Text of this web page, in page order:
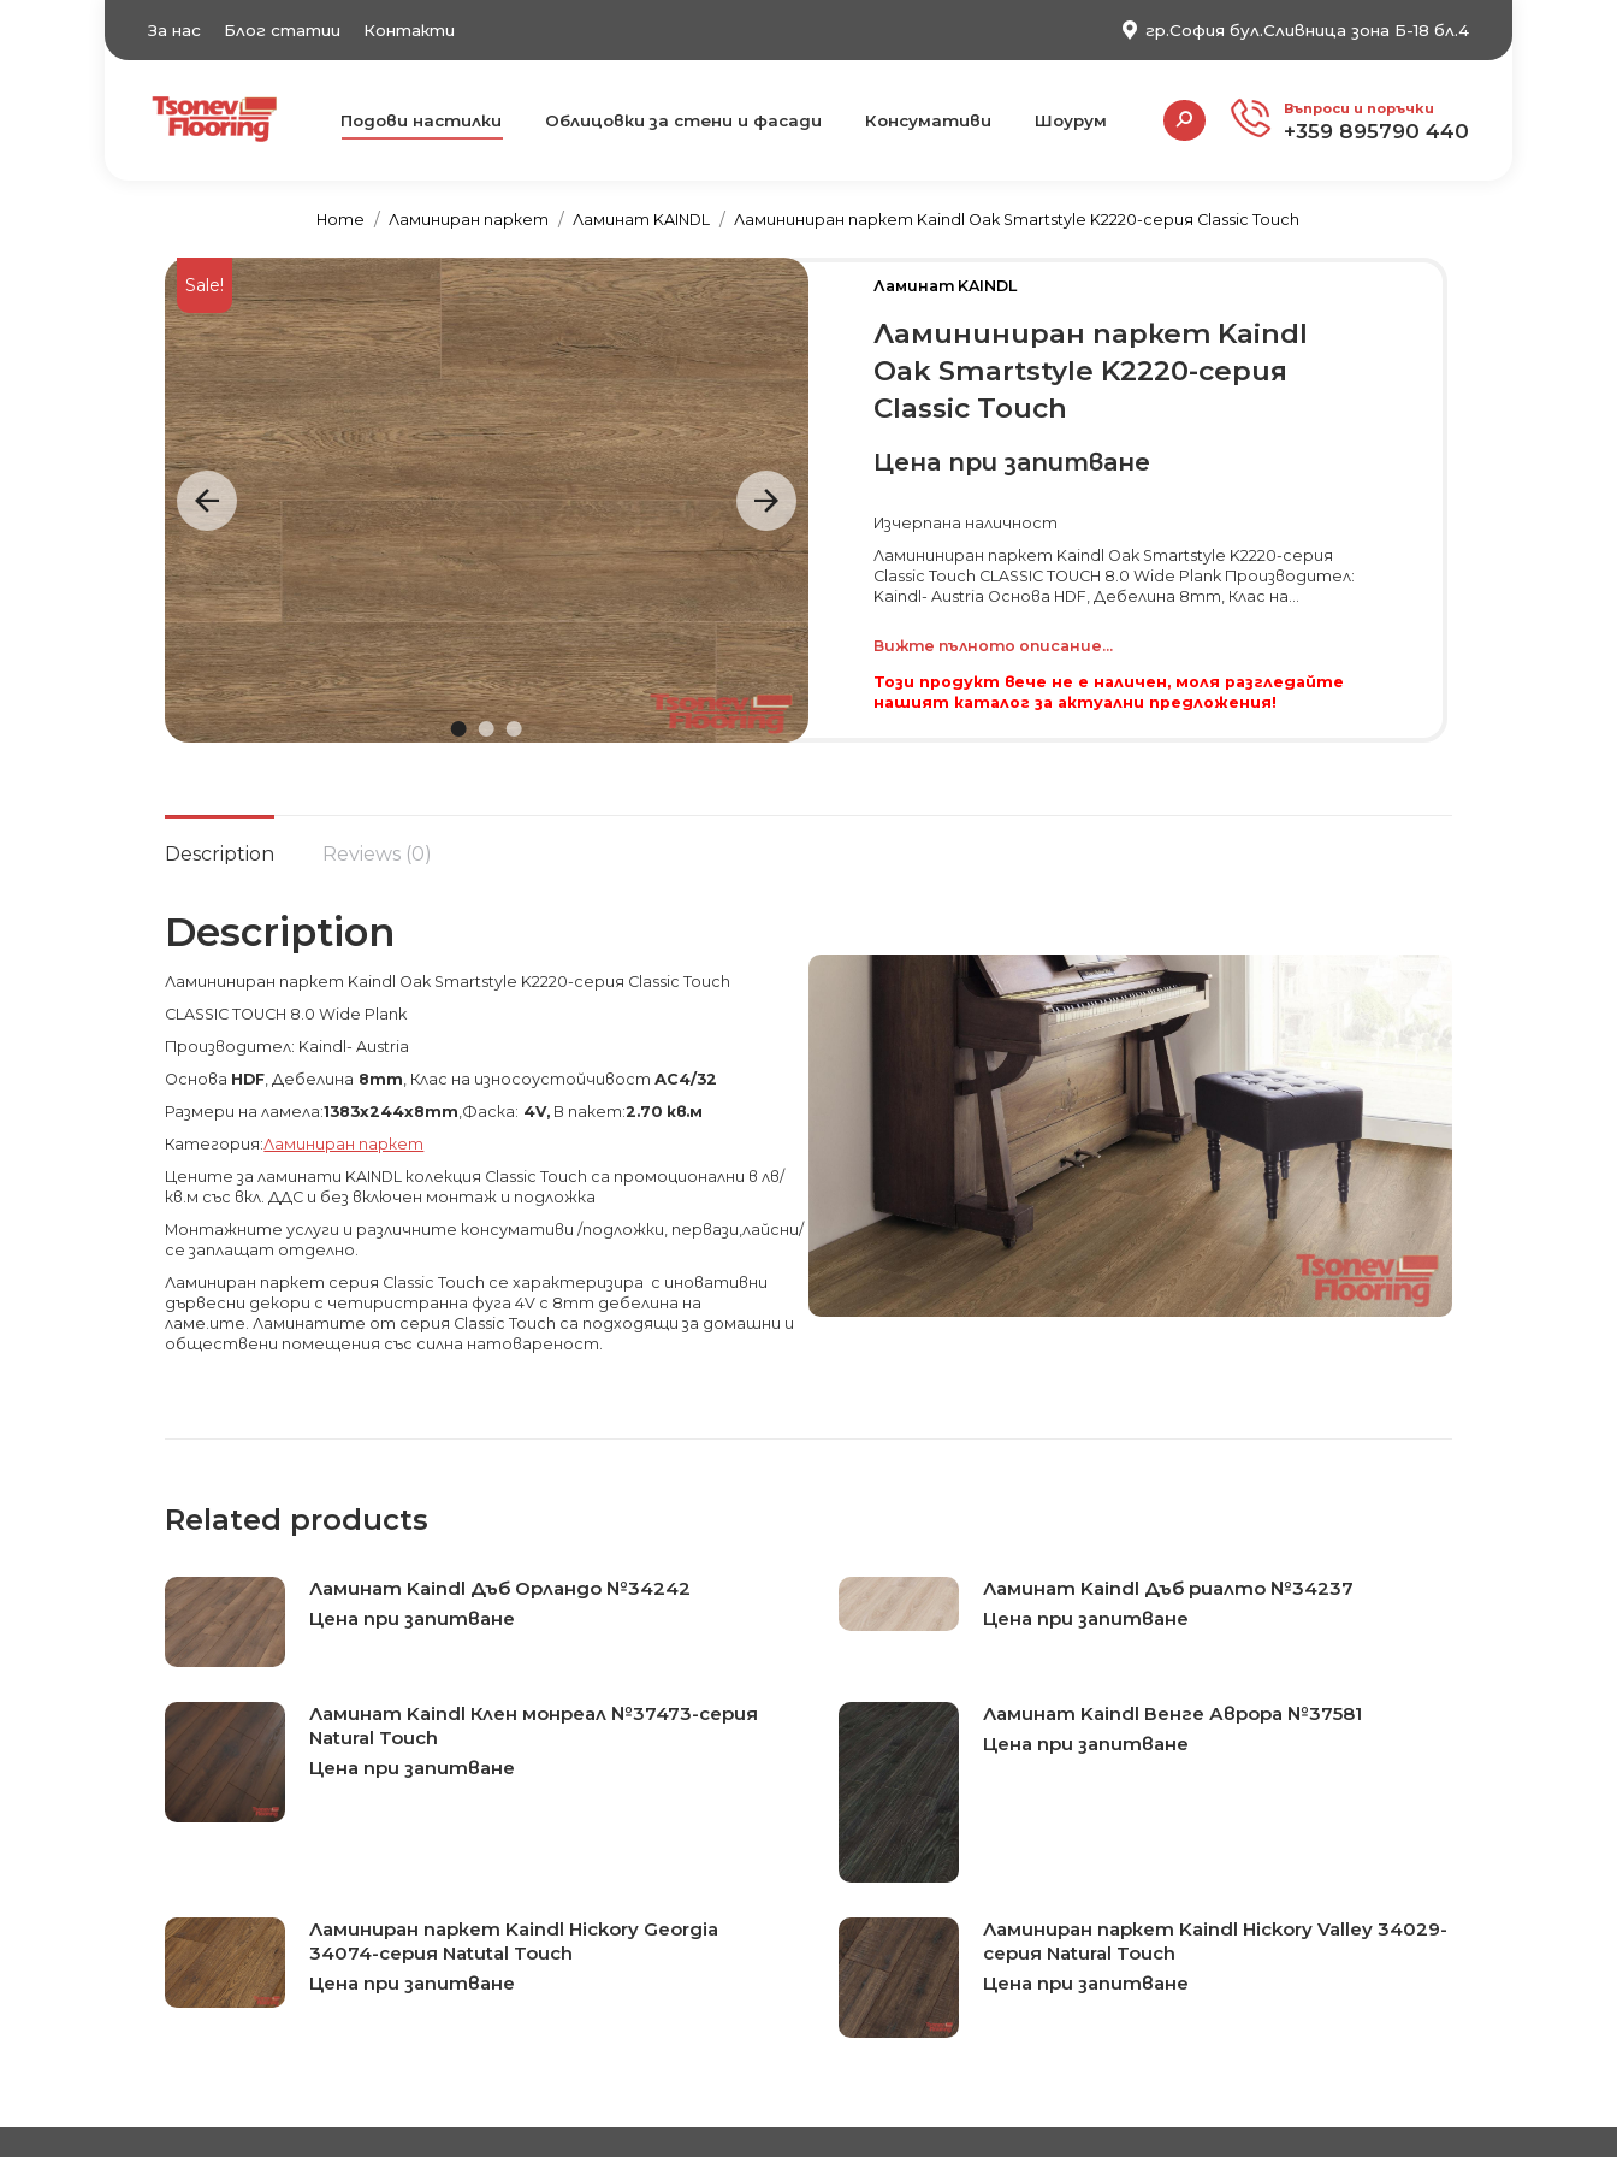
За нас Блог статии Контакти гр.София бул.Сливница зона Б-18 бл.4
TsonevFlooring
Подови настилки Подови настилки Облицовки за стени и фасади Консумативи Шоурум
Search: Въпроси и поръчки
+359 895790 440
You are here:
Home Ламиниран паркет Ламинат KAINDL Ламининиран паркет Kaindl Oak Smartstyle K2220-серия Classic Touch
Sale! Ламинат KAINDL
Ламининиран паркет Kaindl
Oak Smartstyle K2220-серия
Classic Touch
Цена при запитване
Изчерпана наличност
Ламининиран паркет Kaindl Oak Smartstyle K2220-серия
Classic Touch CLASSIC TOUCH 8.0 Wide Plank Производител:
Kaindl- Austria Основа HDF, Дебелина 8mm, Клас на...
Вижте пълното описание...
Този продукт вече не е наличен, моля разгледайте
нашият каталог за актуални предложения!
Description Reviews (0)
Description
Ламининиран паркет Kaindl Oak Smartstyle K2220-серия Classic Touch
CLASSIC TOUCH 8.0 Wide Plank
Производител: Kaindl- Austria
Основа HDF, Дебелина 8mm, Клас на износоустойчивостАС4/32
Размери на ламела:1383х244х8mm,Фаска: 4V, В пакет:2.70 кв.м
Категория:Ламиниран паркет
Цените за ламинати KAINDL колекция Classic Touch са промоционални в лв/
кв.м със вкл. ДДС и без включен монтаж и подложка
Монтажните услуги и различните консумативи /подложки, первази,лайсни/
се заплащат отделно.
Ламиниран паркет серия Classic Touch се характеризира с иновативни
дървесни декори с четиристранна фуга 4V с 8mm дебелина на
ламе.ите. Ламинатите от серия Classic Touch са подходящи за домашни и
обществени помещения със силна натовареност.
Related products
Ламинат Kaindl Дъб Орландо №34242
Цена при запитване
Ламинат Kaindl Дъб риалто №34237
Цена при запитване
Ламинат Kaindl Клен монреал №37473-серия
Natural Touch
Цена при запитване
Ламинат Kaindl Венге Аврора №37581
Цена при запитване
Ламиниран паркет Kaindl Hickory Georgia
34074-серия Natutal Touch
Цена при запитване
Ламиниран паркет Kaindl Hickory Valley 34029-
серия Natural Touch
Цена при запитване